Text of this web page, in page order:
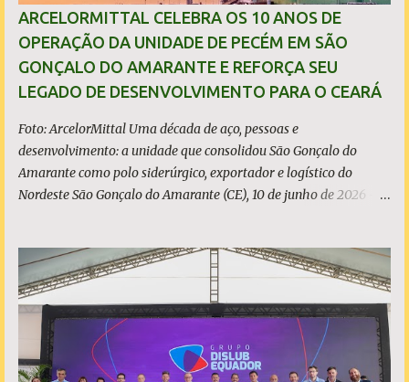
sustentabilidade, qualidade e liderança. A produção total de aço
somou 15,14 milhões de toneladas – um recuo de 1,3% em
relação a 2024. A produção de minério de ferro atingiu 2,34
milhões de toneladas, montante 18,3% menor que 2024. Neste
caso, o resultado foi impactado pela trans...
ARCELORMITTAL CELEBRA OS 10 ANOS DE
OPERAÇÃO DA UNIDADE DE PECÉM EM SÃO
GONÇALO DO AMARANTE E REFORÇA SEU
LEGADO DE DESENVOLVIMENTO PARA O CEARÁ
Foto: ArcelorMittal Uma década de aço, pessoas e
desenvolvimento: a unidade que consolidou São Gonçalo do
Amarante como polo siderúrgico, exportador e logístico do
Nordeste São Gonçalo do Amarante (CE), 10 de junho de 2026 - A
números da produção. Desde o acendimento do Alto-Forno, em
junho de 2016, a unidade produziu mais de 27 milhões de
toneladas de placas de aço, exportadas para mais de 20 países, e
consolidou o Ceará como polo siderúrgico, exportador e logístico
do Nordeste. Com capacidade instalada de 3 milhões de
toneladas de placas de aço por ano - marca atingida em 2023 e